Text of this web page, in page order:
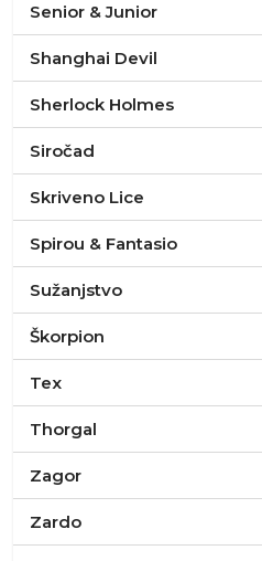
Senior & Junior
Shanghai Devil
Sherlock Holmes
Siročad
Skriveno Lice
Spirou & Fantasio
Sužanjstvo
Škorpion
Tex
Thorgal
Zagor
Zardo